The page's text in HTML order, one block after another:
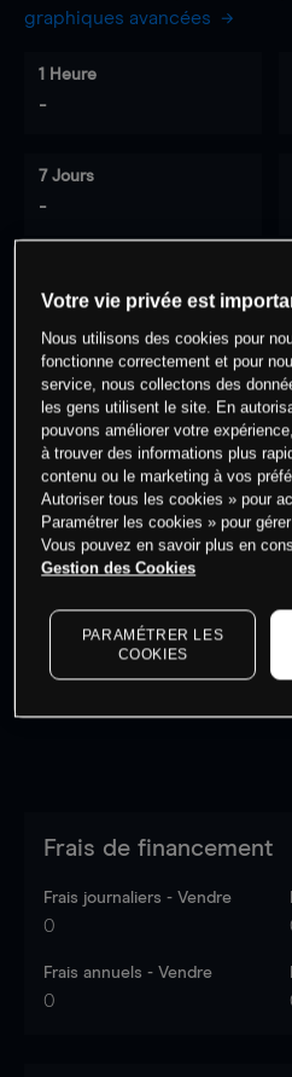
graphiques avancées
1 Heure
-
7 Jours
-
0% des clients ont
cet actif
Les prix sont indicatifs.
dernières données du
market
Frais de financement
Frais journaliers - Vendre
0
Frais annuels - Vendre
0
Votre vie privée est
Nous utilisons des cookies pour
fonctionne correctement et pour
service, nous collectons des
les gens utilisent le site. En
pouvons améliorer votre
à trouver des informations plus
contenu ou le marketing à vos
Autoriser tous les cookies » pour
Paramétrer les cookies » pour
Vous pouvez en savoir plus en
Gestion des Cookies
PARAMÉTRER LES
COOKIES